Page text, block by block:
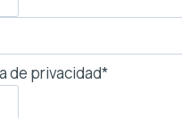
de privacidad*